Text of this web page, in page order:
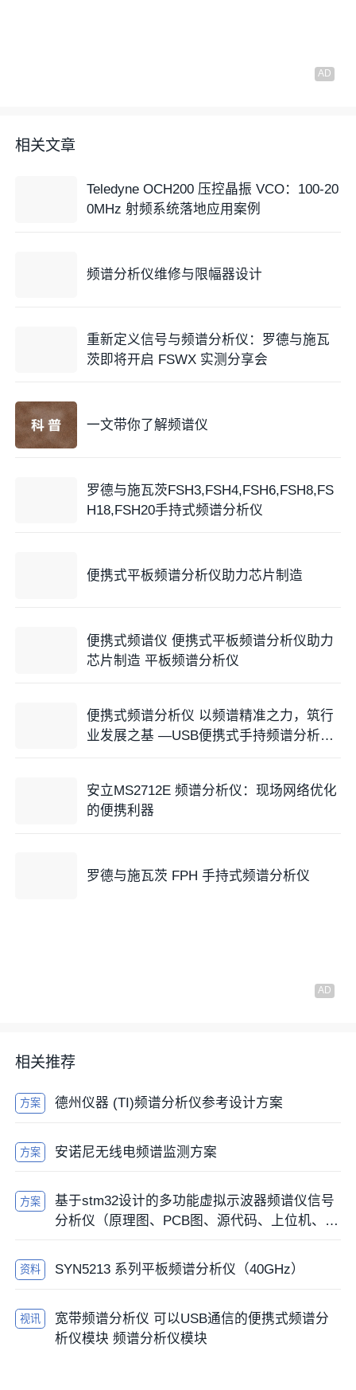
相关文章
Teledyne OCH200 压控晶振 VCO：100-20
0MHz 射频系统落地应用案例
频谱分析仪维修与限幅器设计
重新定义信号与频谱分析仪：罗德与施瓦
茨即将开启 FSWX 实测分享会
一文带你了解频谱仪
罗德与施瓦茨FSH3,FSH4,FSH6,FSH8,FS
H18,FSH20手持式频谱分析仪
便携式平板频谱分析仪助力芯片制造
便携式频谱仪 便携式平板频谱分析仪助力
芯片制造 平板频谱分析仪
便携式频谱分析仪 以频谱精准之力，筑行
业发展之基 —USB便携式手持频谱分析仪
安立MS2712E 频谱分析仪：现场网络优化
的便携利器
罗德与施瓦茨 FPH 手持式频谱分析仪
相关推荐
方案 德州仪器 (TI)频谱分析仪参考设计方案
方案 安诺尼无线电频谱监测方案
方案
基于stm32设计的多功能虚拟示波器频谱仪信号
分析仪（原理图、PCB图、源代码、上位机、B
资料 SYN5213 系列平板频谱分析仪（40GHz）
视讯
宽带频谱分析仪 可以USB通信的便携式频谱分
析仪模块 频谱分析仪模块